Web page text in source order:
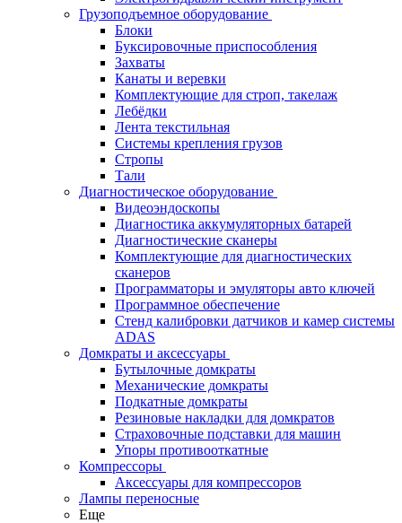
Грузоподъемное оборудование
Блоки
Буксировочные приспособления
Захваты
Канаты и веревки
Комплектующие для строп, такелаж
Лебёдки
Лента текстильная
Системы крепления грузов
Стропы
Тали
Диагностическое оборудование
Видеоэндоскопы
Диагностика аккумуляторных батарей
Диагностические сканеры
Комплектующие для диагностических
сканеров
Программаторы и эмуляторы авто ключей
Программное обеспечение
Стенд калибровки датчиков и камер системы
ADAS
Домкраты и аксессуары
Бутылочные домкраты
Механические домкраты
Подкатные домкраты
Резиновые накладки для домкратов
Страховочные подставки для машин
Упоры противооткатные
Компрессоры
Аксессуары для компрессоров
Лампы переносные
Еще